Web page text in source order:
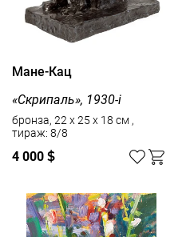
Мане-Кац
«Скрипаль», 1930-і
бронза, 22 х 25 х 18 см ,
тираж: 8/8
4 000 $